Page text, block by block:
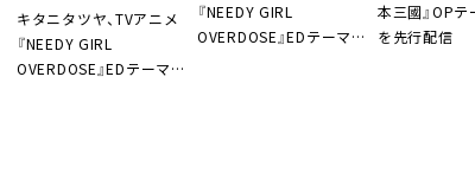
キタニタツヤ、TVアニメ
『NEEDY GIRL
OVERDOSE』EDテーマ
『NEEDY GIRL
OVERDOSE』EDテーマ
本三國』OPテ
を先行配信